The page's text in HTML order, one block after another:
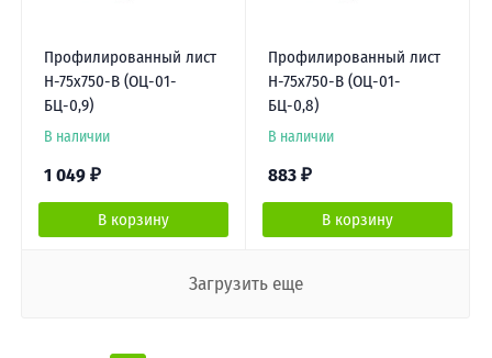
Профилированный лист
Н-75х750-B (ОЦ-01-
БЦ-0,9)
В наличии
1 049 ₽
В корзину
Профилированный лист
Н-75х750-B (ОЦ-01-
БЦ-0,8)
В наличии
883 ₽
В корзину
Загрузить еще